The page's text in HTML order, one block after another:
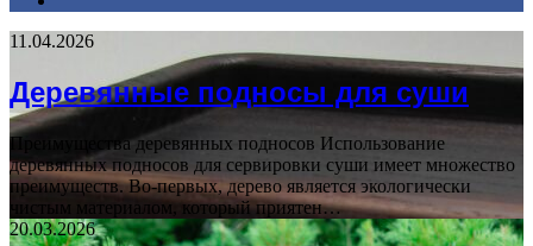
11.04.2026
Деревянные подносы для суши
Преимущества деревянных подносов Использование
деревянных подносов для сервировки суши имеет множество
преимуществ. Во-первых, дерево является экологически
чистым материалом, который приятен…
20.03.2026